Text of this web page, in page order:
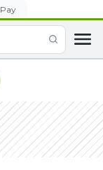
Pay